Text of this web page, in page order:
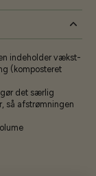
indeholder vækst-
(komposteret
det særlig
så afstrømningen